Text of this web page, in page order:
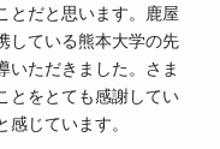
とだと思います。鹿屋
している熊本大学の先
いただきました。さま
とをとても感謝してい
感じています。